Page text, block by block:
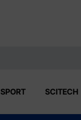
SPORT SCITECH